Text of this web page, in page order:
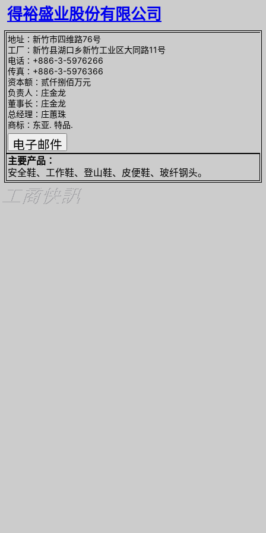
得裕盛业股份有限公司
地址∶新竹市四维路76号
工厂∶新竹县湖口乡新竹工业区大同路11号
电话∶+886-3-5976266
传真∶+886-3-5976366
资本额∶贰仟捌佰万元
负责人∶庄金龙
董事长∶庄金龙
总经理∶庄蕙珠
商标∶东亚. 特品.
主要产品∶
安全鞋、工作鞋、登山鞋、皮便鞋、玻纤钢头。